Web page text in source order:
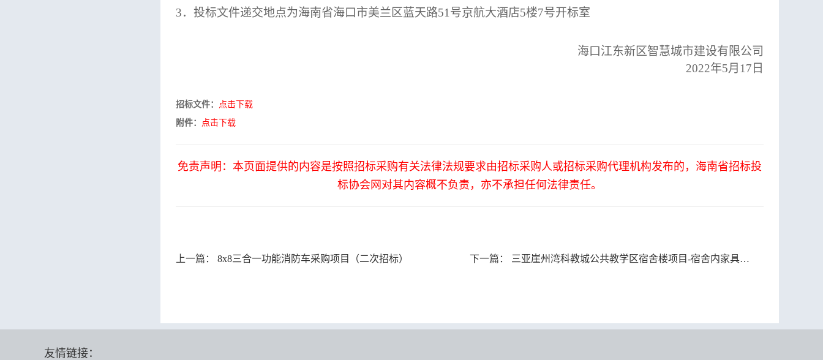
3．投标文件递交地点为海南省海口市美兰区蓝天路51号京航大酒店5楼7号开标室
海口江东新区智慧城市建设有限公司
2022年5月17日
招标文件： 点击下载
附件： 点击下载
免责声明：本页面提供的内容是按照招标采购有关法律法规要求由招标采购人或招标采购代理机构发布的，海南省招标投
标协会网对其内容概不负责，亦不承担任何法律责任。
上一篇： 8x8三合一功能消防车采购项目（二次招标） 下一篇： 三亚崖州湾科教城公共教学区宿舍楼项目-宿舍内家具家电采购招标公告
友情链接：